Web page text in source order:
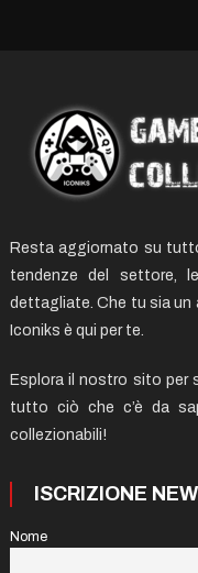
Resta aggiornato su
tendenze del settore,
dettagliate. Che tu sia un
Iconiks è qui per te.
Esplora il nostro sito per
tutto ciò che c’è da
collezionabili!
ISCRIZIONE
Nome